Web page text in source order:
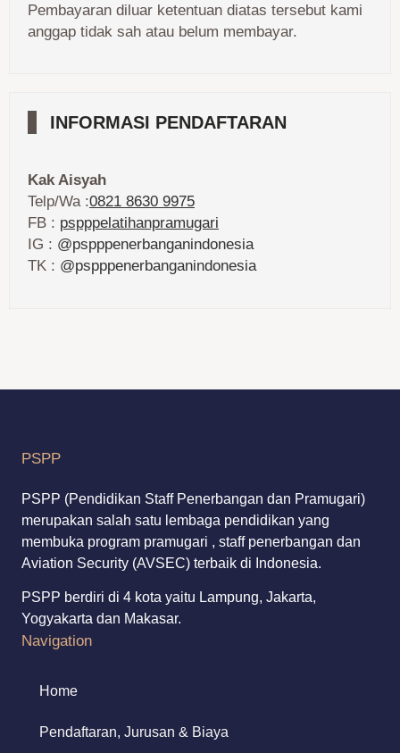
Pembayaran diluar ketentuan diatas tersebut kami
anggap tidak sah atau belum membayar.
INFORMASI PENDAFTARAN
Kak Aisyah
Telp/Wa :0821 8630 9975
FB : pspppelatihanpramugari
IG : @pspppenerbanganindonesia
TK : @pspppenerbanganindonesia
PSPP
PSPP (Pendidikan Staff Penerbangan dan Pramugari)
merupakan salah satu lembaga pendidikan yang
membuka program pramugari , staff penerbangan dan
Aviation Security (AVSEC) terbaik di Indonesia.
PSPP berdiri di 4 kota yaitu Lampung, Jakarta,
Yogyakarta dan Makasar.
Navigation
Home
Pendaftaran, Jurusan & Biaya